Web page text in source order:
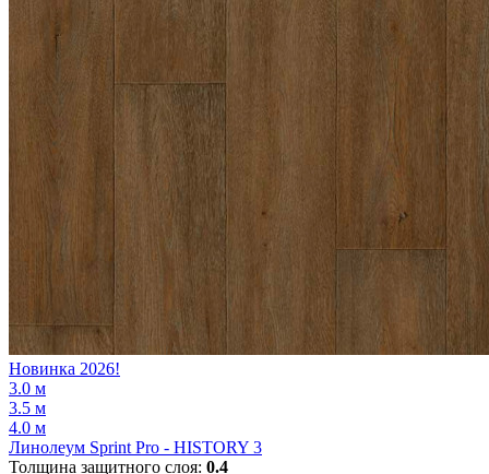
Новинка 2026!
3.0 м
3.5 м
4.0 м
Линолеум Sprint Pro - HISTORY 3
Толщина защитного слоя: 0.4